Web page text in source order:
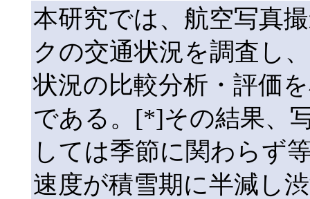
本研究では、航空写真
クの交通状況を調査し
状況の比較分析・評価
である。[*]その結果、
しては季節に関わらず
速度が積雪期に半減し